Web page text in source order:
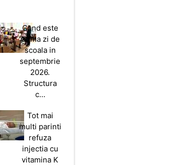
Cand este
prima zi de
scoala in
septembrie
2026.
Structura
c…
Tot mai
multi parinti
refuza
injectia cu
vitamina K